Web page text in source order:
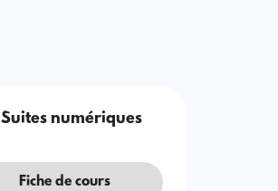
Suites numériques
Fiche de cours